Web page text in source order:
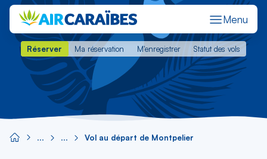
Menu
Réserver Ma réservation M'enregistrer Statut des vols
Réserver Ma réservation M'enregistrer Statut des vols
Vol au départ de Montpelier